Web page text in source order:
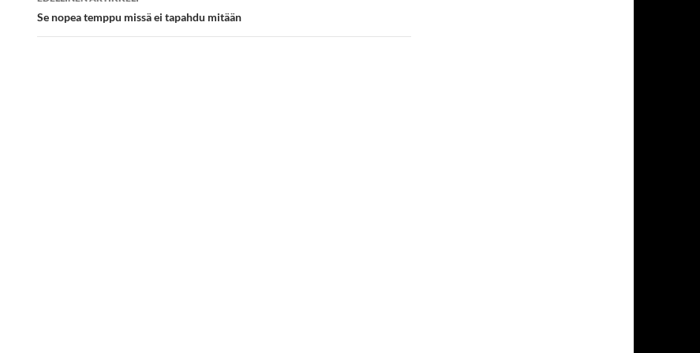
selaus
Se nopea temppu missä ei tapahdu mitään